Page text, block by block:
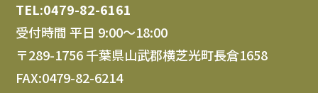
TEL:0479-82-6161
受付時間 平日 9:00～18:00
〒289-1756 千葉県山武郡横芝光町長倉1658
FAX:0479-82-6214